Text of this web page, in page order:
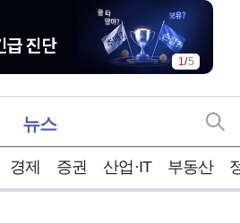
1/5
뉴스
경제 증권 산업·IT 부동산